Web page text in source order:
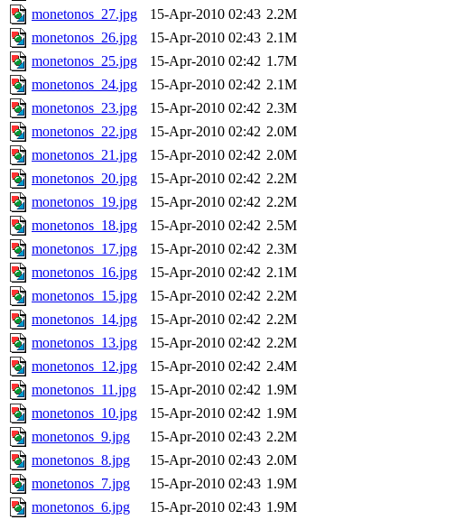
monetonos_27.jpg
15-Apr-2010 02:43 2.2M
monetonos_26.jpg
15-Apr-2010 02:43 2.1M
monetonos_25.jpg
15-Apr-2010 02:42 1.7M
monetonos_24.jpg
15-Apr-2010 02:42 2.1M
monetonos_23.jpg
15-Apr-2010 02:42 2.3M
monetonos_22.jpg
15-Apr-2010 02:42 2.0M
monetonos_21.jpg
15-Apr-2010 02:42 2.0M
monetonos_20.jpg
15-Apr-2010 02:42 2.2M
monetonos_19.jpg
15-Apr-2010 02:42 2.2M
monetonos_18.jpg
15-Apr-2010 02:42 2.5M
monetonos_17.jpg
15-Apr-2010 02:42 2.3M
monetonos_16.jpg
15-Apr-2010 02:42 2.1M
monetonos_15.jpg
15-Apr-2010 02:42 2.2M
monetonos_14.jpg
15-Apr-2010 02:42 2.2M
monetonos_13.jpg
15-Apr-2010 02:42 2.2M
monetonos_12.jpg
15-Apr-2010 02:42 2.4M
monetonos_11.jpg
15-Apr-2010 02:42 1.9M
monetonos_10.jpg
15-Apr-2010 02:42 1.9M
monetonos_9.jpg
15-Apr-2010 02:43 2.2M
monetonos_8.jpg
15-Apr-2010 02:43 2.0M
monetonos_7.jpg
15-Apr-2010 02:43 1.9M
monetonos_6.jpg
15-Apr-2010 02:43 1.9M